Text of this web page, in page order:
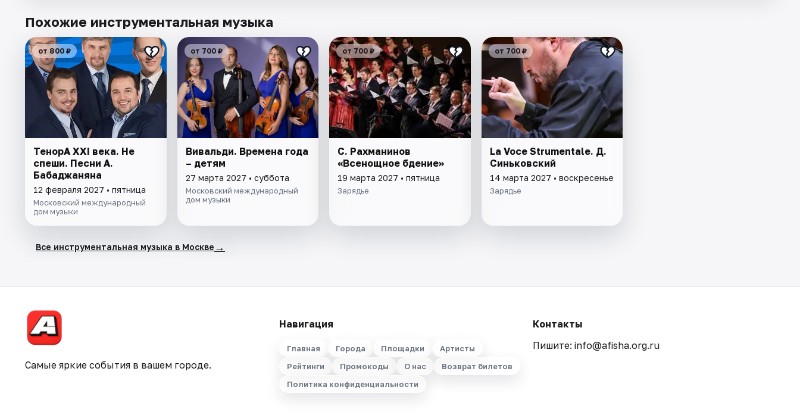
Похожие инструментальная музыка
от 800 ₽
ТенорА XXI века. Не
спеши. Песни А.
Бабаджаняна
12 февраля 2027 • пятница
Московский международный
дом музыки
от 700 ₽
Вивальди. Времена года
– детям
27 марта 2027 • суббота
Московский международный
дом музыки
от 700 ₽
С. Рахманинов
«Всенощное бдение»
19 марта 2027 • пятница
Зарядье
от 700 ₽
La Voce Strumentale. Д.
Синьковский
14 марта 2027 • воскресенье
Зарядье
Все инструментальная музыка в Москве →
Самые яркие события в вашем городе.
Навигация
Главная Города Площадки
Артисты
Рейтинги
Промокоды О нас
Возврат билетов
Политика конфиденциальности
Контакты
Пишите: info@afisha.org.ru